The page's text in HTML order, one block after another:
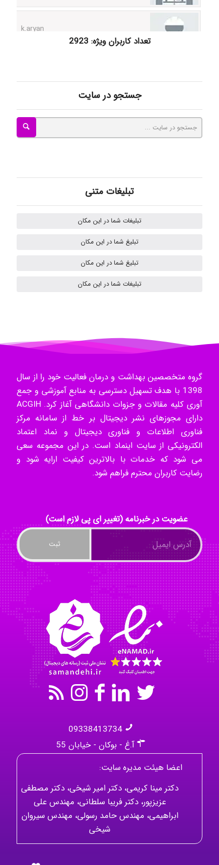
Mohammad
Tavan
akhtar shahsavandi
- mikaela
Hossein Znd
k.aryan
Radman Amini
Mohammad
Tavan
akhtar shahsavandi
تعداد کاربران ویژه: 2923
جستجو در سایت
تبلیغات متنی
تبلیغات شما در این مکان
تبلیغ شما در این مکان
تبلیغ شما در این مکان
تبلیغات شما در این مکان
گروه متخصصین بهداشت و درمان فعالیت خود را از سال
1398 با هدف تسهیل دسترسی به منابع آموزشی و جمع
آوری کلیه مقالات و جزوات دانشگاهی آغاز کرد. ACGIH
دارای مجوزهای نشر دیجیتال بر خط از سامانه مرکز
فناوری اطلاعات و فناوری دیجیتال و نماد اعتماد
الکترونیکی از سایت اینماد است. در این مجموعه سعی
می شود که خدمات با بالاترین کیفیت ارایه شود و
رضایت کاربران محترم فراهم شود.
عضویت در خبرنامه (تغییر ای پی لازم است)
09338413734
آ.غ - بوکان - خیابان 55
اعضا هیئت مدیره سایت:
دکتر مینا کریمی، دکتر امیر شیخی، دکتر مصطفی
عزیزپور، دکتر فریبا سلطانی، مهندس علی
ابراهیمی، مهندس حامد رسولی، مهندس سیروان
شیخی